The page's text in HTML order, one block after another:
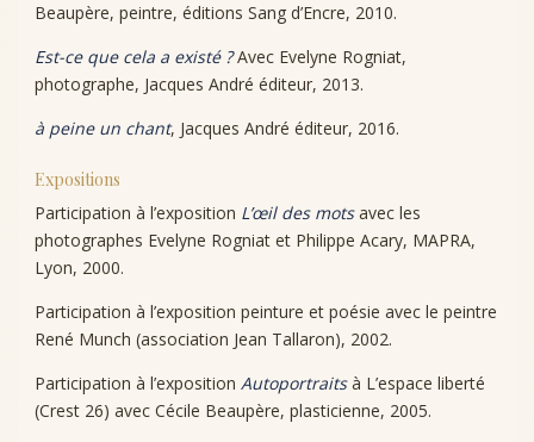
Beaupère, peintre, éditions Sang d’Encre, 2010.
Est-ce que cela a existé ?Avec Evelyne Rogniat,
photographe, Jacques André éditeur, 2013.
à peine un chant, Jacques André éditeur, 2016.
Expositions
Participation à l’exposition L’œil des motsavec les
photographes Evelyne Rogniat et Philippe Acary, MAPRA,
Lyon, 2000.
Participation à l’exposition peinture et poésie avec le peintre
René Munch (association Jean Tallaron), 2002.
Participation à l’exposition Autoportraitsà L’espace liberté
(Crest 26) avec Cécile Beaupère, plasticienne, 2005.